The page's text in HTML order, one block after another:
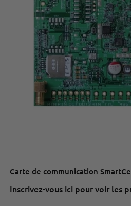
Carte de communication
Inscrivez-vous ici pour voir les